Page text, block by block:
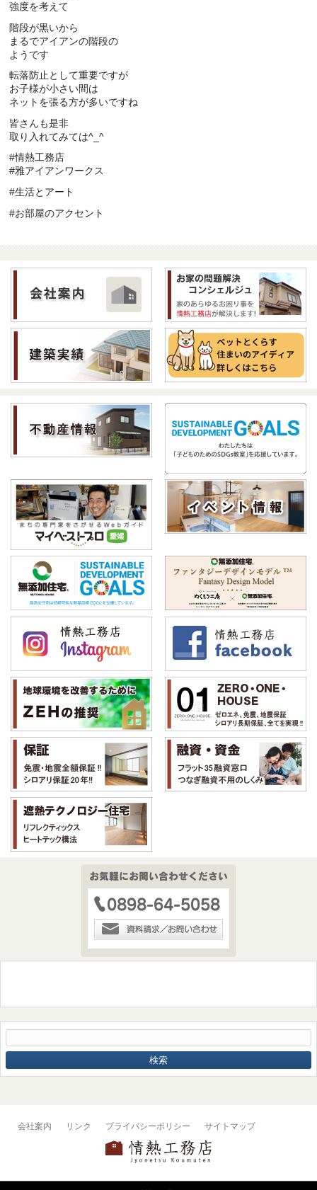
強度を考えて
階段が黒いから
まるでアイアンの階段の
ようです
転落防止として重要ですが
お子様が小さい間は
ネットを張る方が多いですね
皆さんも是非
取り入れてみては^_^
#情熱工務店
#雅アイアンワークス
#生活とアート
#お部屋のアクセント
会社案内 リンク プライバシーポリシー サイトマップ